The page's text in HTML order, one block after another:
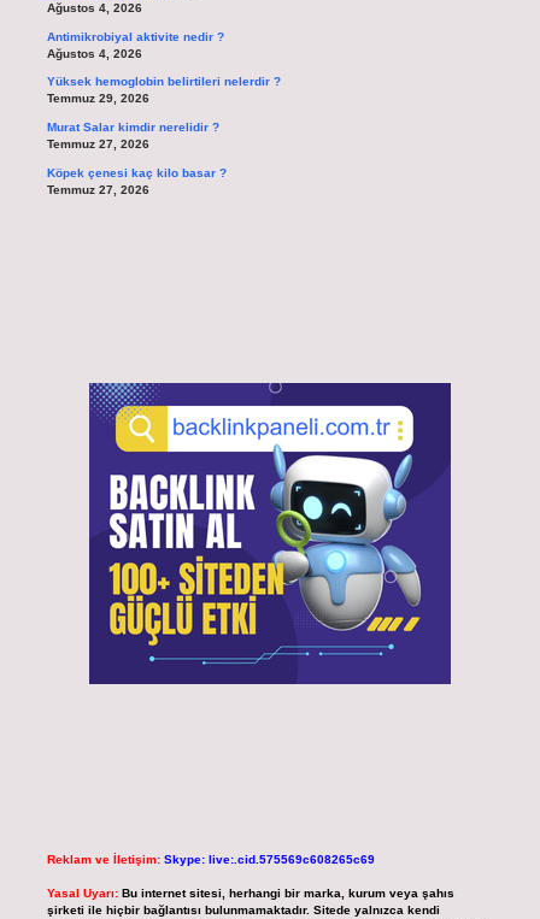
Ağustos 4, 2026
Antimikrobiyal aktivite nedir ?
Ağustos 4, 2026
Yüksek hemoglobin belirtileri nelerdir ?
Temmuz 29, 2026
Murat Salar kimdir nerelidir ?
Temmuz 27, 2026
Köpek çenesi kaç kilo basar ?
Temmuz 27, 2026
Reklam ve İletişim: Skype: live:.cid.575569c608265c69
Yasal Uyarı: Bu internet sitesi, herhangi bir marka, kurum veya şahıs
şirketi ile hiçbir bağlantısı bulunmamaktadır. Sitede yalnızca kendi